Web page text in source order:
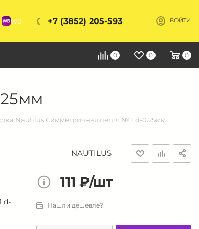
WB +7 (3852) 205-593 ВОЙТИ
0 0 0
Nautilus Симметричная петля № 1 d-0.25мм
NAUTILUS
d-
111 ₽/шт
Нашли дешевле?